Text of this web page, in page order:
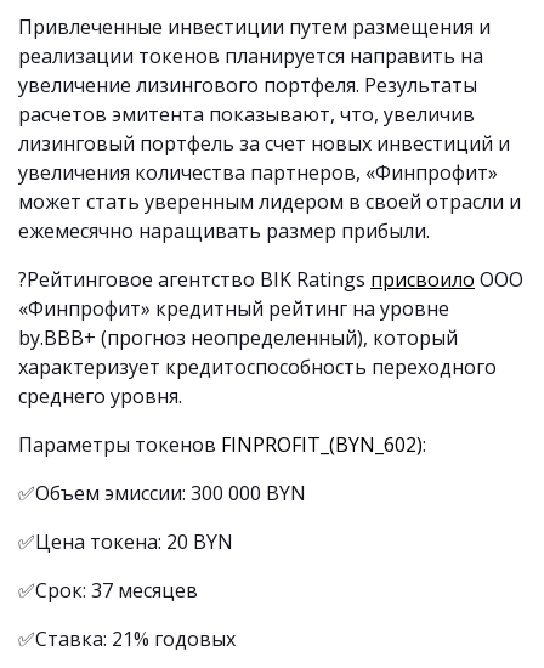
Привлеченные инвестиции путем размещения и
реализации токенов планируется направить на
увеличение лизингового портфеля. Результаты
расчетов эмитента показывают, что, увеличив
лизинговый портфель за счет новых инвестиций и
увеличения количества партнеров, «Финпрофит»
может стать уверенным лидером в своей отрасли и
ежемесячно наращивать размер прибыли.
?Рейтинговое агентство BIK Ratings присвоило ООО
«Финпрофит» кредитный рейтинг на уровне
by.BBB+ (прогноз неопределенный), который
характеризует кредитоспособность переходного
среднего уровня.
Параметры токенов FINPROFIT_(BYN_602):
✅Объем эмиссии: 300 000 BYN
✅Цена токена: 20 BYN
✅Срок: 37 месяцев
✅Ставка: 21% годовых